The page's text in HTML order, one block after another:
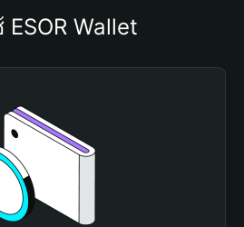
ESOR Wallet